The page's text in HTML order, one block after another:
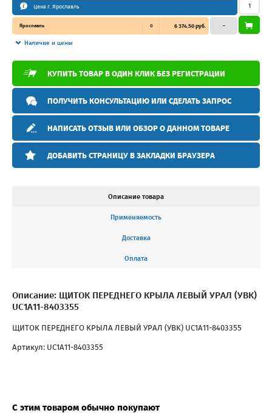
Цена г. Ярославль
Ярославль 0 6 374.50 руб.
Наличие и цены
–
КУПИТЬ ТОВАР В ОДИН КЛИК БЕЗ РЕГИСТРАЦИИ
ПОЛУЧИТЬ КОНСУЛЬТАЦИЮ ИЛИ СДЕЛАТЬ ЗАПРОС
НАПИСАТЬ ОТЗЫВ ИЛИ ОБЗОР О ДАННОМ ТОВАРЕ
ДОБАВИТЬ СТРАНИЦУ В ЗАКЛАДКИ БРАУЗЕРА
Описание товара
Применяемость
Доставка
Оплата
Описание: ЩИТОК ПЕРЕДНЕГО КРЫЛА ЛЕВЫЙ УРАЛ (УВК)
UC1A11-8403355
ЩИТОК ПЕРЕДНЕГО КРЫЛА ЛЕВЫЙ УРАЛ (УВК) UC1A11-8403355
Артикул: UC1A11-8403355
С этим товаром обычно покупают